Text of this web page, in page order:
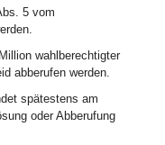
5 vom
wahlberechtigter
abberufen werden.
spätestens am
oder Abberufung